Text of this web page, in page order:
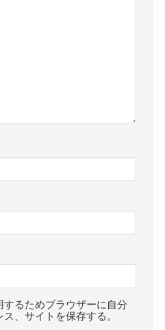
するためブラウザーに自分
、サイトを保存する。